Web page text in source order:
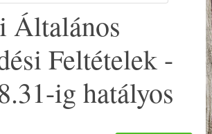
Általános
Feltételek -
ig hatályos